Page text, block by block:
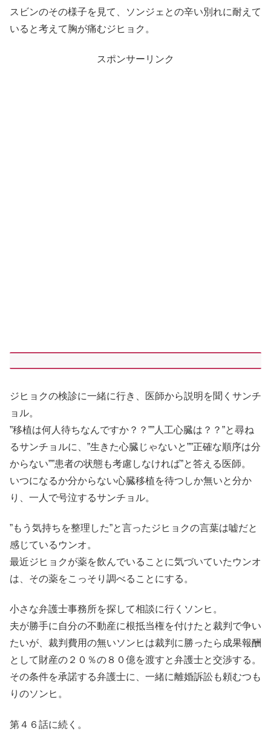
スビンのその様子を見て、ソンジェとの辛い別れに耐えて
いると考えて胸が痛むジヒョク。
スポンサーリンク
ジヒョクの検診に一緒に行き、医師から説明を聞くサンチ
ョル。
”移植は何人待ちなんですか？？””人工心臓は？？”と尋ね
るサンチョルに、”生きた心臓じゃないと””正確な順序は分
からない””患者の状態も考慮しなければ”と答える医師。
いつになるか分からない心臓移植を待つしか無いと分か
り、一人で号泣するサンチョル。
”もう気持ちを整理した”と言ったジヒョクの言葉は嘘だと
感じているウンオ。
最近ジヒョクが薬を飲んでいることに気づいていたウンオ
は、その薬をこっそり調べることにする。
小さな弁護士事務所を探して相談に行くソンヒ。
夫が勝手に自分の不動産に根抵当権を付けたと裁判で争い
たいが、裁判費用の無いソンヒは裁判に勝ったら成果報酬
として財産の２０％の８０億を渡すと弁護士と交渉する。
その条件を承諾する弁護士に、一緒に離婚訴訟も頼むつも
りのソンヒ。
第４６話に続く。